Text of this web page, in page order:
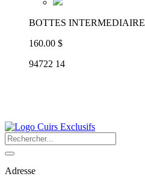
BOTTES INTERMEDIAIRE
160.00 $
94722 14
Adresse